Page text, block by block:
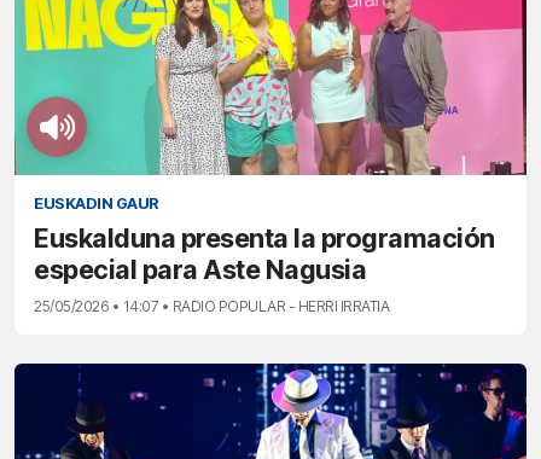
EUSKADIN GAUR
Euskalduna presenta la programación
especial para Aste Nagusia
25/05/2026 • 14:07 • RADIO POPULAR - HERRI IRRATIA